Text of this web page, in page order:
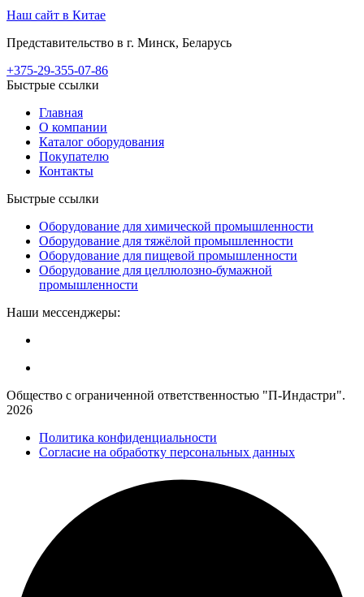
Наш сайт в Китае
Представительство в г. Минск, Беларусь
+375-29-355-07-86
Быстрые ссылки
Главная
О компании
Каталог оборудования
Покупателю
Контакты
Быстрые ссылки
Оборудование для химической промышленности
Оборудование для тяжёлой промышленности
Оборудование для пищевой промышленности
Оборудование для целлюлозно-бумажной
промышленности
Наши мессенджеры:
Общество с ограниченной ответственностью "П-Индастри".
2026
Политика конфиденциальности
Согласие на обработку персональных данных